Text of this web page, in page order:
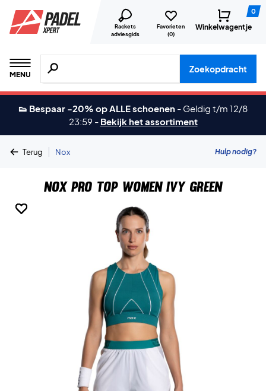
Rackets
adviesgids
Favorieten
(0)
0
Winkelwagentje
MENU
Zoeken naar producten, merken etc.
Zoekopdracht
👟 Bespaar -20% op ALLE schoenen - Geldig t/m 12/8
23:59 - Bekijk het assortiment
Terug | Nox Hulp nodig?
Nox Pro Top Women Ivy Green